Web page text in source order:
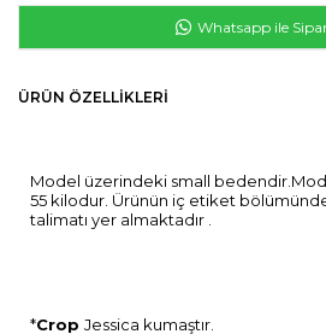
Whatsapp ile
ÜRÜN ÖZELLIKLERI
Model üzerindeki small
55 kilodur. Ürünün iç etiket
talimatı yer almaktadır .
*Crop Jessica kumaştır.